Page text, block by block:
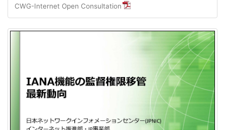
CWG-Internet Open Consultation